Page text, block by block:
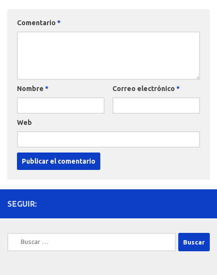
Comentario *
Nombre * Correo electrónico *
Web
SEGUIR:
Buscar: